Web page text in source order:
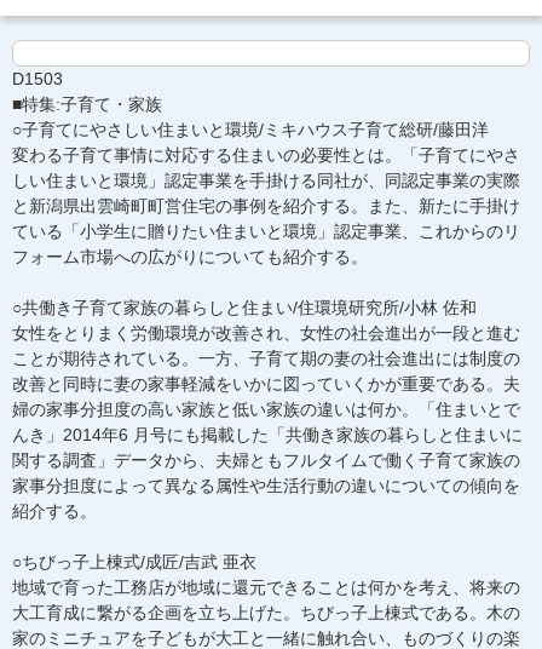
D1503
■特集:子育て・家族
○子育てにやさしい住まいと環境/ミキハウス子育て総研/藤田洋
変わる子育て事情に対応する住まいの必要性とは。「子育てにやさ
しい住まいと環境」認定事業を手掛ける同社が、同認定事業の実際
と新潟県出雲崎町町営住宅の事例を紹介する。また、新たに手掛け
ている「小学生に贈りたい住まいと環境」認定事業、これからのリ
フォーム市場への広がりについても紹介する。
○共働き子育て家族の暮らしと住まい/住環境研究所/小林 佐和
女性をとりまく労働環境が改善され、女性の社会進出が一段と進む
ことが期待されている。一方、子育て期の妻の社会進出には制度の
改善と同時に妻の家事軽減をいかに図っていくかが重要である。夫
婦の家事分担度の高い家族と低い家族の違いは何か。「住まいとで
んき」2014年6 月号にも掲載した「共働き家族の暮らしと住まいに
関する調査」データから、夫婦ともフルタイムで働く子育て家族の
家事分担度によって異なる属性や生活行動の違いについての傾向を
紹介する。
○ちびっ子上棟式/成匠/吉武 亜衣
地域で育った工務店が地域に還元できることは何かを考え、将来の
大工育成に繋がる企画を立ち上げた。ちびっ子上棟式である。木の
家のミニチュアを子どもが大工と一緒に触れ合い、ものづくりの楽